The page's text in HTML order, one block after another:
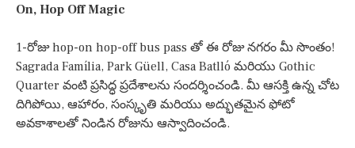
On, Hop Off Magic
1-రోజు hop-on hop-off bus pass తో ఈ రోజు నగరం మీ సొంతం!
Sagrada Família, Park Güell, Casa Batlló మరియు Gothic
Quarter వంటి ప్రసిద్ధ ప్రదేశాలను సందర్శించండి. మీ ఆసక్తి ఉన్న చోట
దిగిపోయి, ఆహారం, సంస్కృతి మరియు అద్భుతమైన ఫోటో
అవకాశాలతో నిండిన రోజును ఆస్వాదించండి.